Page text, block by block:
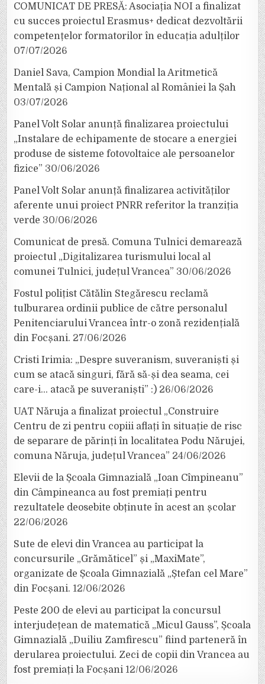
COMUNICAT DE PRESĂ: Asociația NOI a finalizat
cu succes proiectul Erasmus+ dedicat dezvoltării
competențelor formatorilor în educația adulților
07/07/2026
Daniel Sava, Campion Mondial la Aritmetică
Mentală și Campion Național al României la Șah
03/07/2026
Panel Volt Solar anunță finalizarea proiectului
„Instalare de echipamente de stocare a energiei
produse de sisteme fotovoltaice ale persoanelor
fizice” 30/06/2026
Panel Volt Solar anunță finalizarea activităților
aferente unui proiect PNRR referitor la tranziția
verde 30/06/2026
Comunicat de presă. Comuna Tulnici demarează
proiectul „Digitalizarea turismului local al
comunei Tulnici, județul Vrancea” 30/06/2026
Fostul polițist Cătălin Stegărescu reclamă
tulburarea ordinii publice de către personalul
Penitenciarului Vrancea într-o zonă rezidențială
din Focșani. 27/06/2026
Cristi Irimia: „Despre suveranism, suveraniști și
cum se atacă singuri, fără să-și dea seama, cei
care-i… atacă pe suveraniști” :) 26/06/2026
UAT Năruja a finalizat proiectul „Construire
Centru de zi pentru copiii aflați în situație de risc
de separare de părinți în localitatea Podu Nărujei,
comuna Năruja, județul Vrancea” 24/06/2026
Elevii de la Școala Gimnazială „Ioan Cîmpineanu”
din Câmpineanca au fost premiați pentru
rezultatele deosebite obținute în acest an școlar
22/06/2026
Sute de elevi din Vrancea au participat la
concursurile „Grămăticel” și „MaxiMate”,
organizate de Școala Gimnazială „Ștefan cel Mare”
din Focșani. 12/06/2026
Peste 200 de elevi au participat la concursul
interjudețean de matematică „Micul Gauss”, Școala
Gimnazială „Duiliu Zamfirescu” fiind parteneră în
derularea proiectului. Zeci de copii din Vrancea au
fost premiați la Focșani 12/06/2026